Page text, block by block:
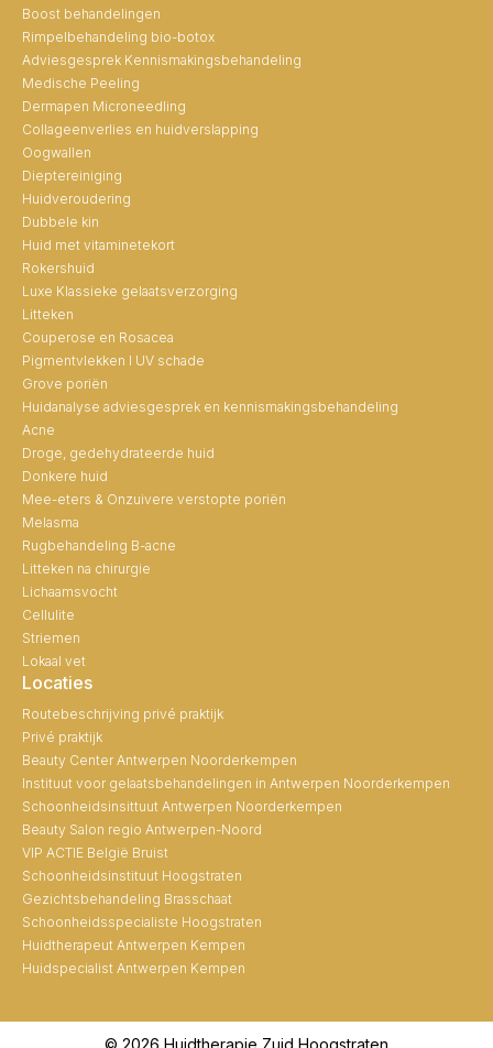
Boost behandelingen
Rimpelbehandeling bio-botox
Adviesgesprek Kennismakingsbehandeling
Medische Peeling
Dermapen Microneedling
Collageenverlies en huidverslapping
Oogwallen
Dieptereiniging
Huidveroudering
Dubbele kin
Huid met vitaminetekort
Rokershuid
Luxe Klassieke gelaatsverzorging
Litteken
Couperose en Rosacea
Pigmentvlekken I UV schade
Grove poriën
Huidanalyse adviesgesprek en kennismakingsbehandeling
Acne
Droge, gedehydrateerde huid
Donkere huid
Mee-eters & Onzuivere verstopte poriën
Melasma
Rugbehandeling B-acne
Litteken na chirurgie
Lichaamsvocht
Cellulite
Striemen
Lokaal vet
Locaties
Routebeschrijving privé praktijk
Privé praktijk
Beauty Center Antwerpen Noorderkempen
Instituut voor gelaatsbehandelingen in Antwerpen Noorderkempen
Schoonheidsinsittuut Antwerpen Noorderkempen
Beauty Salon regio Antwerpen-Noord
VIP ACTIE België Bruist
Schoonheidsinstituut Hoogstraten
Gezichtsbehandeling Brasschaat
Schoonheidsspecialiste Hoogstraten
Huidtherapeut Antwerpen Kempen
Huidspecialist Antwerpen Kempen
© 2026 Huidtherapie Zuid Hoogstraten